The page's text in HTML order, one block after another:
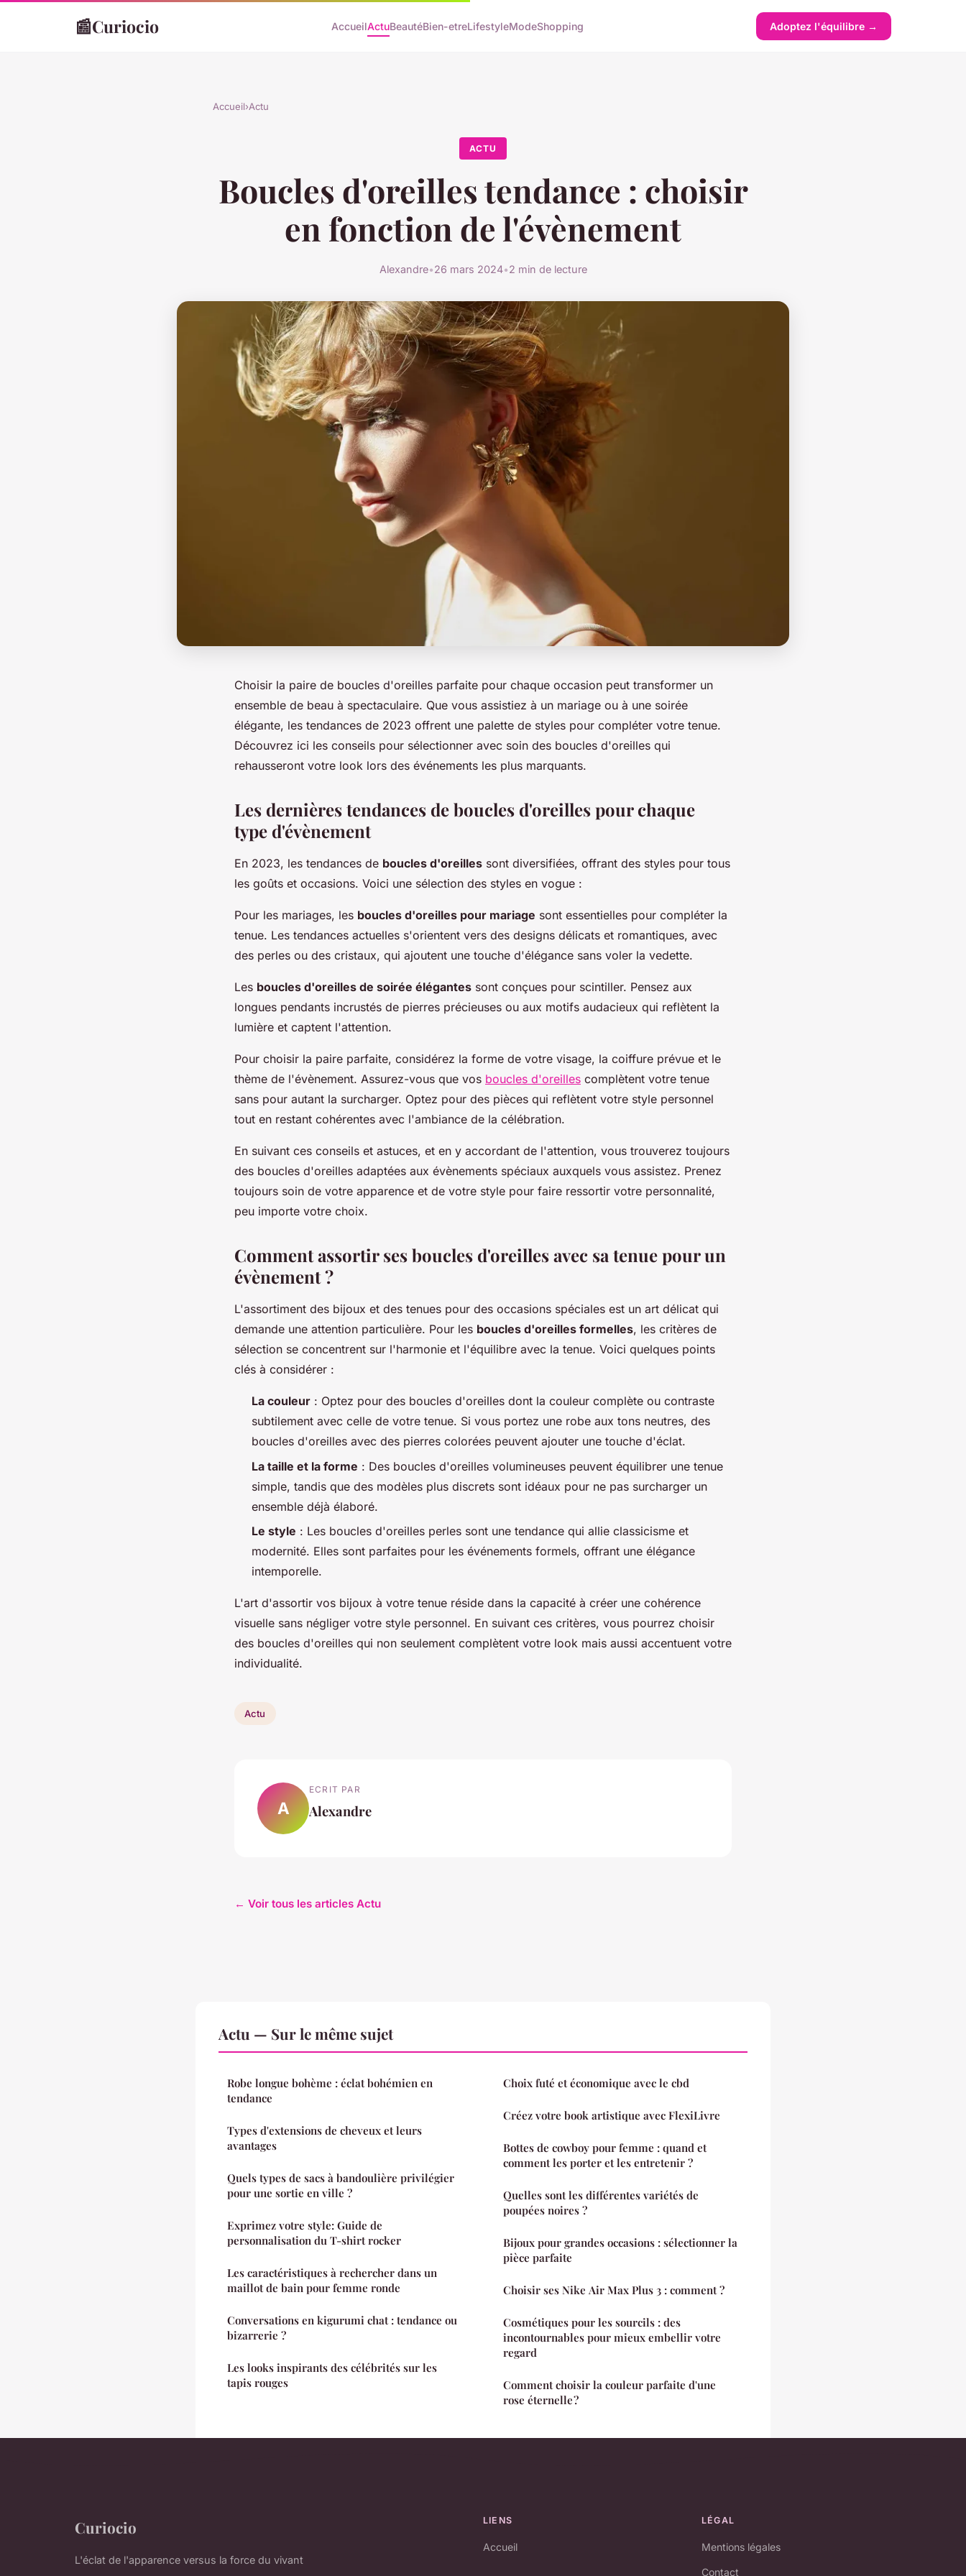
📰Curiocio AccueilActuBeautéBien-etreLifestyleModeShopping Adoptez l'équilibre →
Accueil›Actu
ACTU
Boucles d'oreilles tendance : choisir
en fonction de l'évènement
Alexandre•26 mars 2024•2 min de lecture
Choisir la paire de boucles d'oreilles parfaite pour chaque occasion peut transformer un
ensemble de beau à spectaculaire. Que vous assistiez à un mariage ou à une soirée
élégante, les tendances de 2023 offrent une palette de styles pour compléter votre tenue.
Découvrez ici les conseils pour sélectionner avec soin des boucles d'oreilles qui
rehausseront votre look lors des événements les plus marquants.
Les dernières tendances de boucles d'oreilles pour chaque
type d'évènement
En 2023, les tendances de boucles d'oreilles sont diversifiées, offrant des styles pour tous
les goûts et occasions. Voici une sélection des styles en vogue :
Pour les mariages, les boucles d'oreilles pour mariage sont essentielles pour compléter la
tenue. Les tendances actuelles s'orientent vers des designs délicats et romantiques, avec
des perles ou des cristaux, qui ajoutent une touche d'élégance sans voler la vedette.
Les boucles d'oreilles de soirée élégantes sont conçues pour scintiller. Pensez aux
longues pendants incrustés de pierres précieuses ou aux motifs audacieux qui reflètent la
lumière et captent l'attention.
Pour choisir la paire parfaite, considérez la forme de votre visage, la coiffure prévue et le
thème de l'évènement. Assurez-vous que vos boucles d'oreilles complètent votre tenue
sans pour autant la surcharger. Optez pour des pièces qui reflètent votre style personnel
tout en restant cohérentes avec l'ambiance de la célébration.
En suivant ces conseils et astuces, et en y accordant de l'attention, vous trouverez toujours
des boucles d'oreilles adaptées aux évènements spéciaux auxquels vous assistez. Prenez
toujours soin de votre apparence et de votre style pour faire ressortir votre personnalité,
peu importe votre choix.
Comment assortir ses boucles d'oreilles avec sa tenue pour un
évènement ?
L'assortiment des bijoux et des tenues pour des occasions spéciales est un art délicat qui
demande une attention particulière. Pour les boucles d'oreilles formelles, les critères de
sélection se concentrent sur l'harmonie et l'équilibre avec la tenue. Voici quelques points
clés à considérer :
La couleur : Optez pour des boucles d'oreilles dont la couleur complète ou contraste
subtilement avec celle de votre tenue. Si vous portez une robe aux tons neutres, des
boucles d'oreilles avec des pierres colorées peuvent ajouter une touche d'éclat.
La taille et la forme : Des boucles d'oreilles volumineuses peuvent équilibrer une tenue
simple, tandis que des modèles plus discrets sont idéaux pour ne pas surcharger un
ensemble déjà élaboré.
Le style : Les boucles d'oreilles perles sont une tendance qui allie classicisme et
modernité. Elles sont parfaites pour les événements formels, offrant une élégance
intemporelle.
L'art d'assortir vos bijoux à votre tenue réside dans la capacité à créer une cohérence
visuelle sans négliger votre style personnel. En suivant ces critères, vous pourrez choisir
des boucles d'oreilles qui non seulement complètent votre look mais aussi accentuent votre
individualité.
Actu
A
ECRIT PAR
Alexandre
← Voir tous les articles Actu
Actu — Sur le même sujet
Robe longue bohème : éclat bohémien en
tendance
Types d'extensions de cheveux et leurs
avantages
Quels types de sacs à bandoulière privilégier
pour une sortie en ville ?
Exprimez votre style: Guide de
personnalisation du T-shirt rocker
Les caractéristiques à rechercher dans un
maillot de bain pour femme ronde
Conversations en kigurumi chat : tendance ou
bizarrerie ?
Les looks inspirants des célébrités sur les
tapis rouges
Choix futé et économique avec le cbd
Créez votre book artistique avec FlexiLivre
Bottes de cowboy pour femme : quand et
comment les porter et les entretenir ?
Quelles sont les différentes variétés de
poupées noires ?
Bijoux pour grandes occasions : sélectionner la
pièce parfaite
Choisir ses Nike Air Max Plus 3 : comment ?
Cosmétiques pour les sourcils : des
incontournables pour mieux embellir votre
regard
Comment choisir la couleur parfaite d'une
rose éternelle ?
Curiocio
L'éclat de l'apparence versus la force du vivant
LIENS
Accueil
LÉGAL
Mentions légales
Contact